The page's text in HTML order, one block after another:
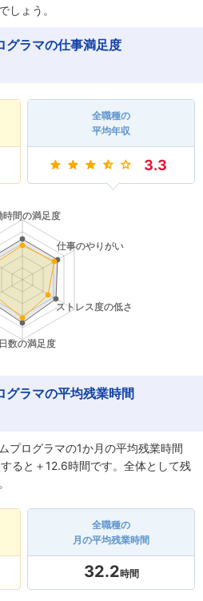
しょう。
グラマの仕事満足度
全職種の
平均年収
3.3
グラマの平均残業時間
プログラマの1か月の平均残業時間
ると＋12.6時間です。全体として残
全職種の
月の平均残業時間
32.2時間